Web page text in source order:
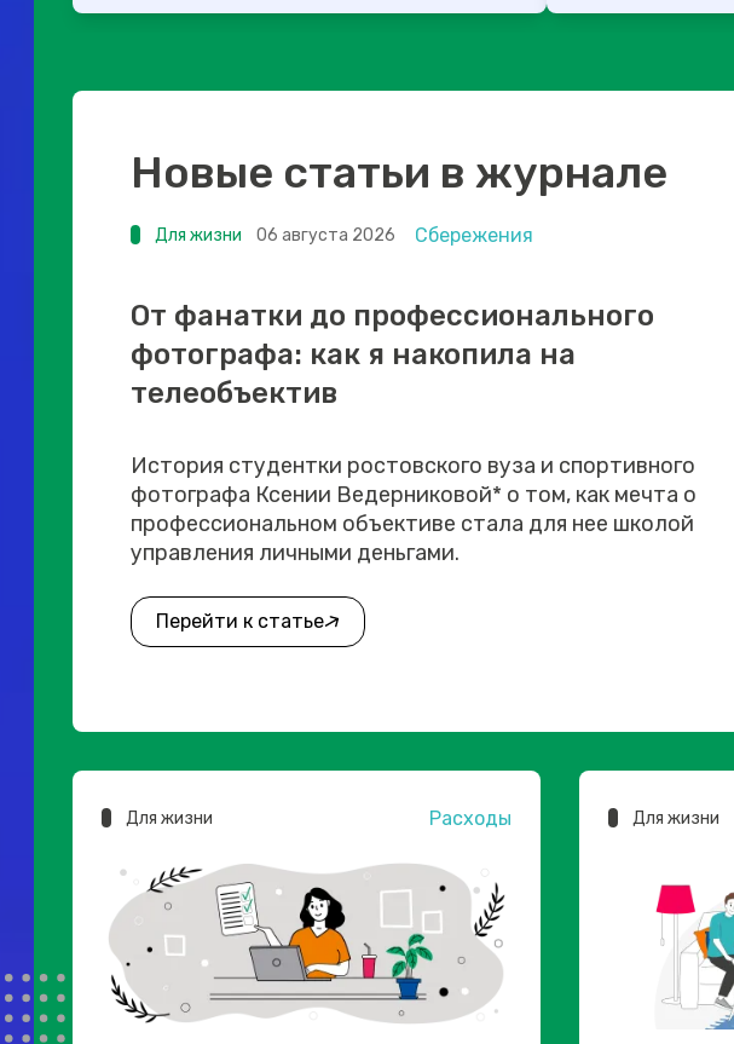
Новые статьи в журнале
Для жизни 06 августа 2026 Сбережения
От фанатки до профессионального
фотографа: как я накопила на
телеобъектив
История студентки ростовского вуза и спортивного
фотографа Ксении Ведерниковой* о том, как мечта о
профессиональном объективе стала для нее школой
управления личными деньгами.
Перейти к статье
Для жизни Расходы Для жизни